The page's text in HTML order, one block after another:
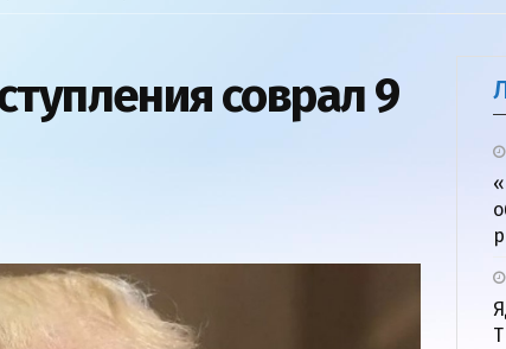
соврал 9